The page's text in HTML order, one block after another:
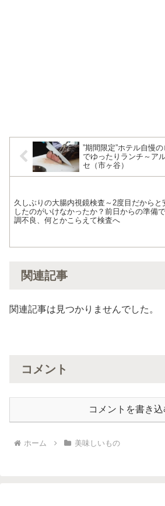
”期間限定”ホテル自慢
でゆったりランチ～ア
セ（市ヶ谷）
久しぶりの大腸内視鏡検査～2度目だからと
したのがいけなかったか？前日からの準備
調不良、何とかこらえて検査へ
関連記事
関連記事は見つかりませんでした。
コメント
コメントを書き込
ホーム 美味しいもの